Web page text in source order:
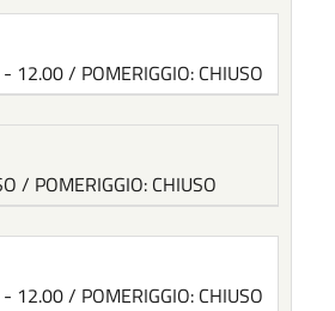
12.00 / POMERIGGIO: CHIUSO
/ POMERIGGIO: CHIUSO
12.00 / POMERIGGIO: CHIUSO